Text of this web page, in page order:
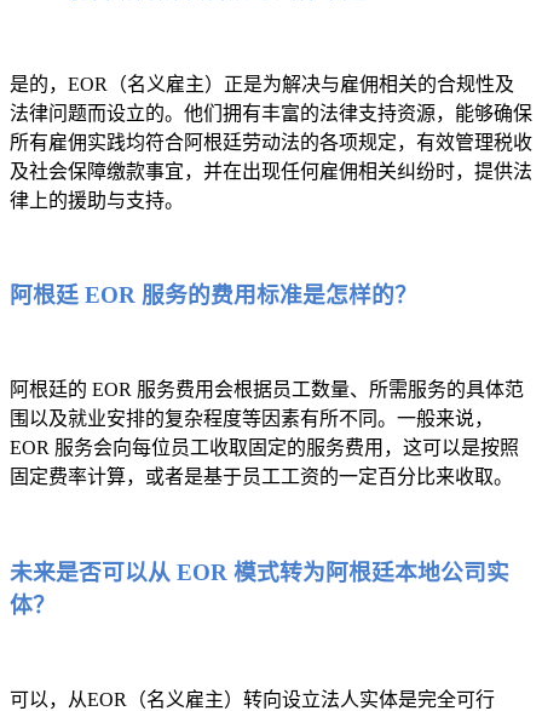
是的，EOR（名义雇主）正是为解决与雇佣相关的合规性及
法律问题而设立的。他们拥有丰富的法律支持资源，能够确保
所有雇佣实践均符合阿根廷劳动法的各项规定，有效管理税收
及社会保障缴款事宜，并在出现任何雇佣相关纠纷时，提供法
律上的援助与支持。
阿根廷 EOR 服务的费用标准是怎样的？
阿根廷的 EOR 服务费用会根据员工数量、所需服务的具体范
围以及就业安排的复杂程度等因素有所不同。一般来说，
EOR 服务会向每位员工收取固定的服务费用，这可以是按照
固定费率计算，或者是基于员工工资的一定百分比来收取。
未来是否可以从 EOR 模式转为阿根廷本地公司实
体？
可以，从EOR（名义雇主）转向设立法人实体是完全可行